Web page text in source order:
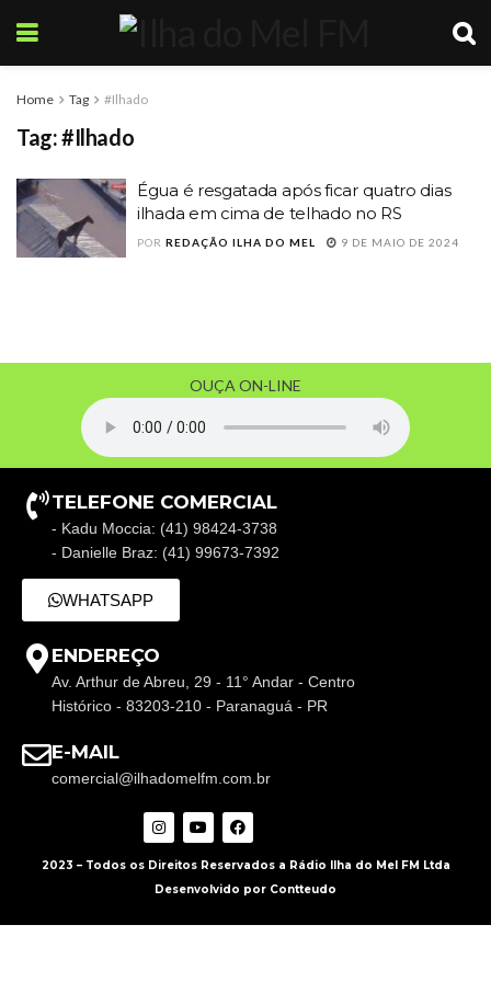
Home Tag #Ilhado
Tag:#Ilhado
Égua é resgatada após ficar quatro dias
ilhada em cima de telhado no RS
POR REDAÇÃO ILHA DO MEL 9 DE MAIO DE 2024
OUÇA ON-LINE
TELEFONE COMERCIAL
- Kadu Moccia: (41) 98424-3738
- Danielle Braz: (41) 99673-7392
WHATSAPP
ENDEREÇO
Av. Arthur de Abreu, 29 - 11° Andar - Centro
Histórico - 83203-210 - Paranaguá - PR
E-MAIL
comercial@ilhadomelfm.com.br
2023 – Todos os Direitos Reservados a Rádio Ilha do Mel FM Ltda
Desenvolvido por Contteudo